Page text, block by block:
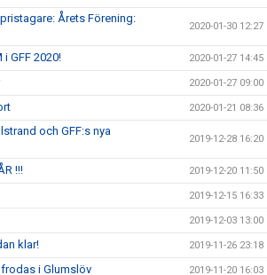
Årets Förening:
2020-01-30 12:27
i GFF 2020! 2020-01-27 14:45
2020-01-27 09:00
2020-01-21 08:36
och GFF:s nya
2019-12-28 16:20
!!! 2019-12-20 11:50
2019-12-15 16:33
2019-12-03 13:00
klar! 2019-11-26 23:18
i Glumslöv 2019-11-20 16:03